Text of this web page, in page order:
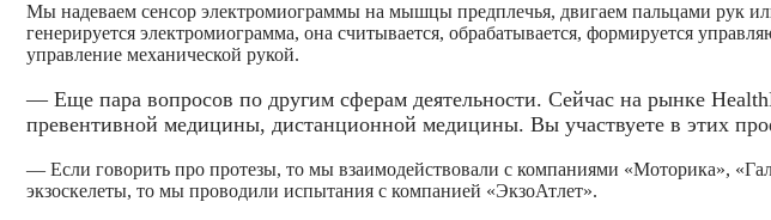
Мы надеваем сенсор электромиограммы на мышцы предплечья, двигаем пальцами рук
генерируется электромиограмма, она считывается, обрабатывается, формируется
управление механической рукой.
— Еще пара вопросов по другим сферам деятельности. Cейчас на рынке
превентивной медицины, дистанционной медицины. Вы участвуете в этих
— Если говорить про протезы, то мы взаимодействовали с компаниями «Моторика»,
экзоскелеты, то мы проводили испытания с компанией «ЭкзоАтлет».